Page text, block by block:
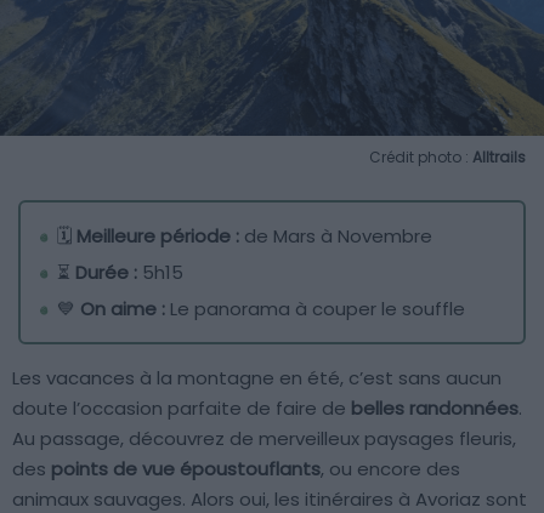
Crédit photo : Alltrails
🗓️ Meilleure période : de Mars à Novembre
⏳ Durée : 5h15
💙 On aime : Le panorama à couper le souffle
Les vacances à la montagne en été, c’est sans aucun
doute l’occasion parfaite de faire de belles randonnées.
Au passage, découvrez de merveilleux paysages fleuris,
des points de vue époustouflants, ou encore des
animaux sauvages. Alors oui, les itinéraires à Avoriaz sont